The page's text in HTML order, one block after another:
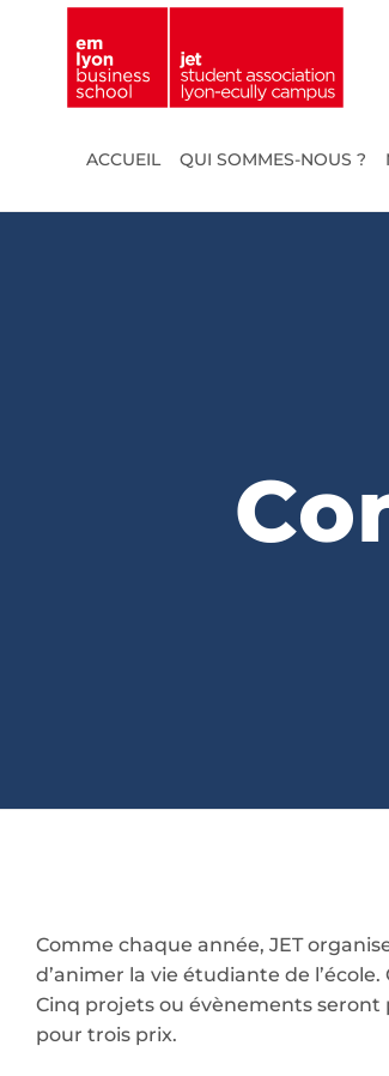
contenu
ACCUEIL QUI SOMMES-NOUS ?
Comme chaque année, JET
d’animer la vie étudiante de
Cinq projets ou évènements
pour trois prix.